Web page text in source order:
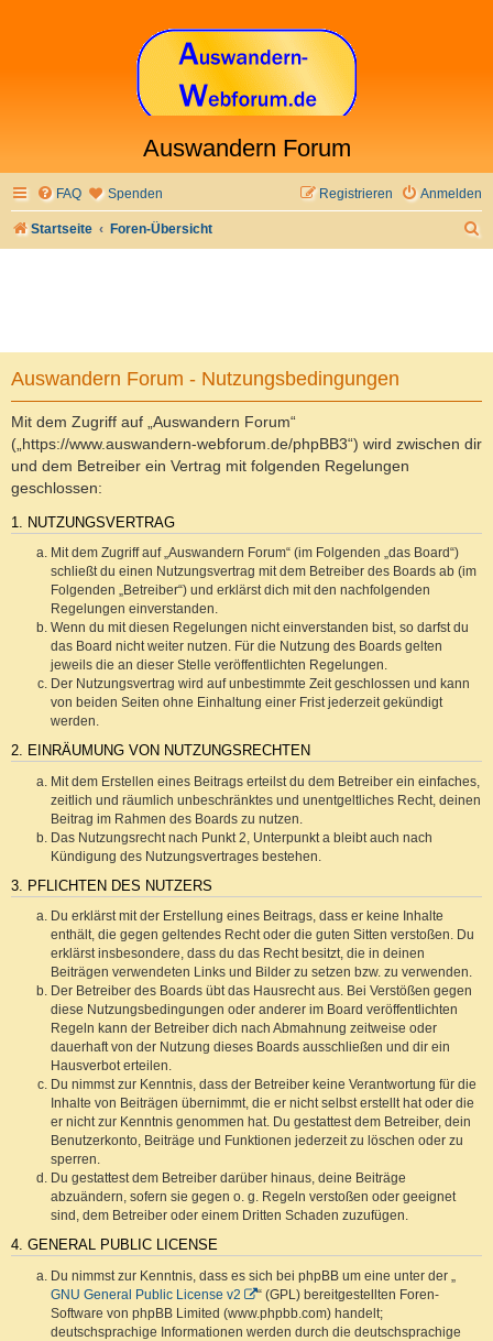
Auswandern Forum
FAQ Spenden Anmelden
Registrieren
Startseite Foren-Übersicht
Auswandern Forum - Nutzungsbedingungen
Mit dem Zugriff auf „Auswandern Forum“
(„https://www.auswandern-webforum.de/phpBB3“) wird zwischen dir
und dem Betreiber ein Vertrag mit folgenden Regelungen
geschlossen:
1. NUTZUNGSVERTRAG
Mit dem Zugriff auf „Auswandern Forum“ (im Folgenden „das Board“)
schließt du einen Nutzungsvertrag mit dem Betreiber des Boards ab (im
Folgenden „Betreiber“) und erklärst dich mit den nachfolgenden
Regelungen einverstanden.
Wenn du mit diesen Regelungen nicht einverstanden bist, so darfst du
das Board nicht weiter nutzen. Für die Nutzung des Boards gelten
jeweils die an dieser Stelle veröffentlichten Regelungen.
Der Nutzungsvertrag wird auf unbestimmte Zeit geschlossen und kann
von beiden Seiten ohne Einhaltung einer Frist jederzeit gekündigt
werden.
2. EINRÄUMUNG VON NUTZUNGSRECHTEN
Mit dem Erstellen eines Beitrags erteilst du dem Betreiber ein einfaches,
zeitlich und räumlich unbeschränktes und unentgeltliches Recht, deinen
Beitrag im Rahmen des Boards zu nutzen.
Das Nutzungsrecht nach Punkt 2, Unterpunkt a bleibt auch nach
Kündigung des Nutzungsvertrages bestehen.
3. PFLICHTEN DES NUTZERS
Du erklärst mit der Erstellung eines Beitrags, dass er keine Inhalte
enthält, die gegen geltendes Recht oder die guten Sitten verstoßen. Du
erklärst insbesondere, dass du das Recht besitzt, die in deinen
Beiträgen verwendeten Links und Bilder zu setzen bzw. zu verwenden.
Der Betreiber des Boards übt das Hausrecht aus. Bei Verstößen gegen
diese Nutzungsbedingungen oder anderer im Board veröffentlichten
Regeln kann der Betreiber dich nach Abmahnung zeitweise oder
dauerhaft von der Nutzung dieses Boards ausschließen und dir ein
Hausverbot erteilen.
Du nimmst zur Kenntnis, dass der Betreiber keine Verantwortung für die
Inhalte von Beiträgen übernimmt, die er nicht selbst erstellt hat oder die
er nicht zur Kenntnis genommen hat. Du gestattest dem Betreiber, dein
Benutzerkonto, Beiträge und Funktionen jederzeit zu löschen oder zu
sperren.
Du gestattest dem Betreiber darüber hinaus, deine Beiträge
abzuändern, sofern sie gegen o. g. Regeln verstoßen oder geeignet
sind, dem Betreiber oder einem Dritten Schaden zuzufügen.
4. GENERAL PUBLIC LICENSE
Du nimmst zur Kenntnis, dass es sich bei phpBB um eine unter der „
GNU General Public License v2
“ (GPL) bereitgestellten Foren-
Software von phpBB Limited (www.phpbb.com) handelt;
deutschsprachige Informationen werden durch die deutschsprachige